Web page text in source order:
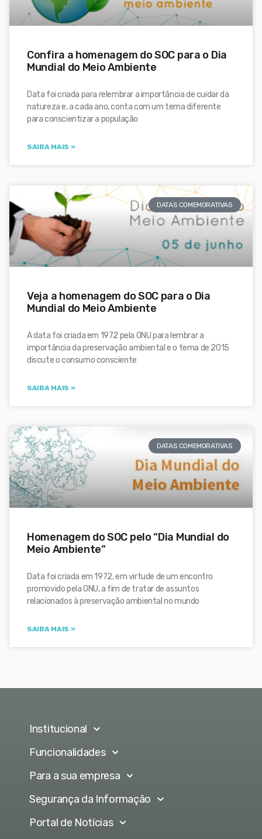
Confira a homenagem do SOC para o Dia
Mundial do Meio Ambiente
Data foi criada para relembrar a importância de cuidar da
natureza e, a cada ano, conta com um tema diferente
para conscientizar a população
SAIBA MAIS »
DATAS COMEMORATIVAS
Veja a homenagem do SOC para o Dia
Mundial do Meio Ambiente
A data foi criada em 1972 pela ONU para lembrar a
importância da preservação ambiental e o tema de 2015
discute o consumo consciente
SAIBA MAIS »
DATAS COMEMORATIVAS
Homenagem do SOC pelo “Dia Mundial do
Meio Ambiente”
Data foi criada em 1972, em virtude de um encontro
promovido pela ONU, a fim de tratar de assuntos
relacionados à preservação ambiental no mundo
SAIBA MAIS »
Institucional
Funcionalidades
Para a sua empresa
Segurança da Informação
Portal de Notícias